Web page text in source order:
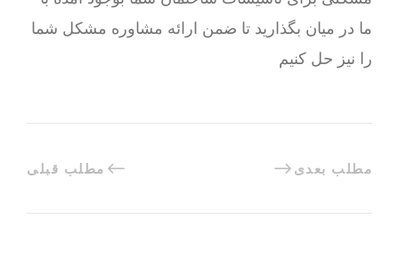
ما در میان بگذارید تا ضمن ارائه مشاوره مشکل شما
را نیز حل کنیم
مطلب قبلی مطلب بعدی